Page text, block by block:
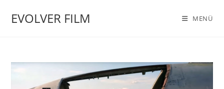
InhaltEVOLVER FILM MENÜ